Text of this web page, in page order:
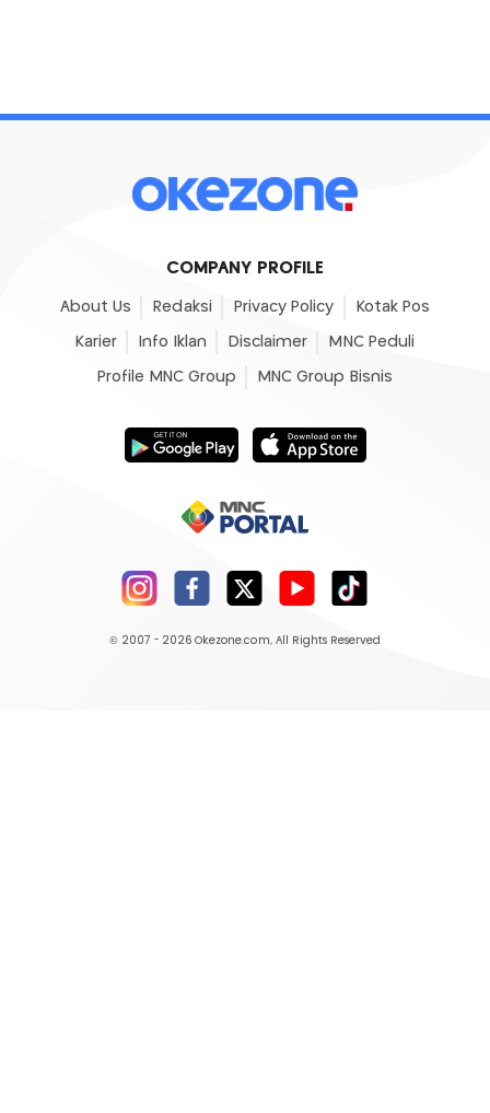
COMPANY PROFILE
About Us Redaksi Privacy Policy Kotak Pos
Karier Info Iklan Disclaimer MNC Peduli
Profile MNC Group MNC Group Bisnis
© 2007 - 2026 Okezone.com, All Rights Reserved